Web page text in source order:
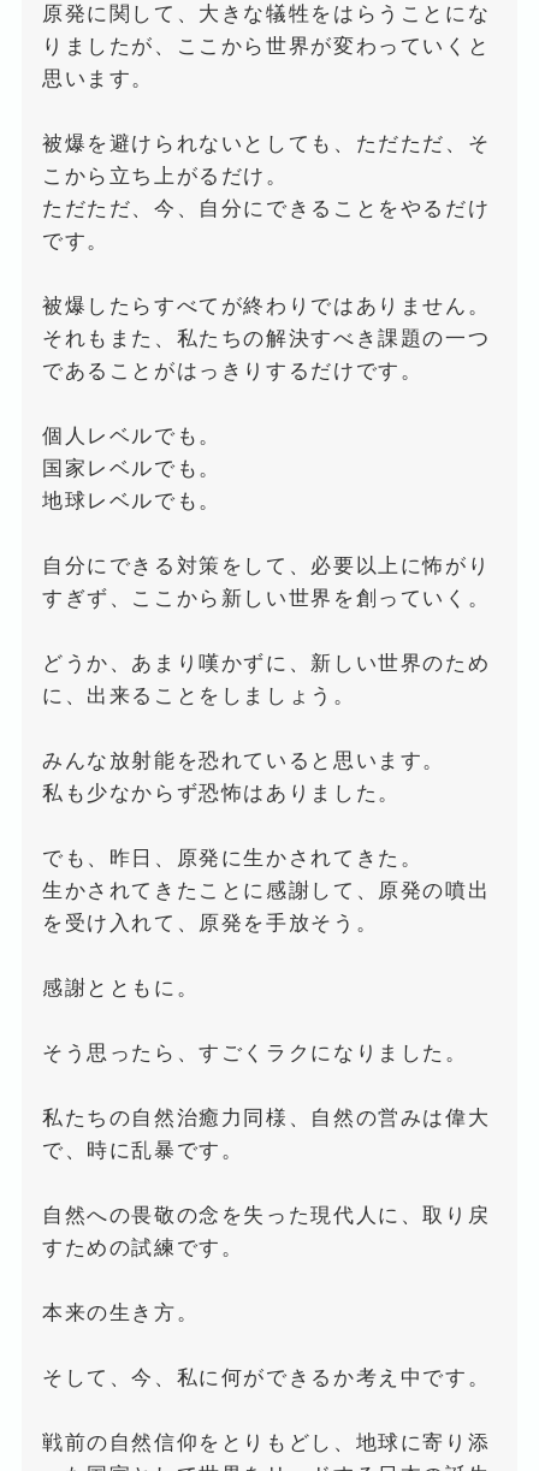
原発に関して、大きな犠牲をはらうことにな
りましたが、ここから世界が変わっていくと
思います。
被爆を避けられないとしても、ただただ、そ
こから立ち上がるだけ。
ただただ、今、自分にできることをやるだけ
です。
被爆したらすべてが終わりではありません。
それもまた、私たちの解決すべき課題の一つ
であることがはっきりするだけです。
個人レベルでも。
国家レベルでも。
地球レベルでも。
自分にできる対策をして、必要以上に怖がり
すぎず、ここから新しい世界を創っていく。
どうか、あまり嘆かずに、新しい世界のため
に、出来ることをしましょう。
みんな放射能を恐れていると思います。
私も少なからず恐怖はありました。
でも、昨日、原発に生かされてきた。
生かされてきたことに感謝して、原発の噴出
を受け入れて、原発を手放そう。
感謝とともに。
そう思ったら、すごくラクになりました。
私たちの自然治癒力同様、自然の営みは偉大
で、時に乱暴です。
自然への畏敬の念を失った現代人に、取り戻
すための試練です。
本来の生き方。
そして、今、私に何ができるか考え中です。
戦前の自然信仰をとりもどし、地球に寄り添